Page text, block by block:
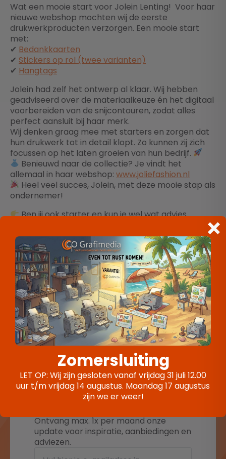
Wat een mooie start voor Jolein Lenting! Voor haar
nieuwe webshop mochten wij de eerste
drukwerkproducten verzorgen. Een mooie start
met:
✔ Bedankkaarten
✔ Stickers op rol (twee varianten)
✔ Hangtags
Jolein had zelf het ontwerp al klaar. Wij hebben
geadviseerd over de materiaalkeuze én het digitaal
voorbereiden van de snijcontouren, zodat alles
perfect aansluit bij haar merk.
Wij denken graag mee met starters en zorgen dat
hun drukwerk tot in detail klopt. Zo kunnen zij zich
focussen op het laten groeien van hun bedrijf.
Benieuwd naar de collectie? Je vindt het
allemaal in haar webshop: www.joliefashion.nl
Heel veel succes, Jolein, met deze mooie stap als
ondernemer!
Ben jij ook starter en kun je wel wat advies
contact met ons op – we denken graag met je
mee.
VORIGE
Winactie bij CP Grafimedia!
VOLGENDE
Bedrijfskleding: jouw merk in de
spotlight
Meld je aan voor onze
nieuwsbrief
Ontvang max. 1x per maand onze
update voor inspiratie, aanbiedingen en
adviezen.
Zomersluiting
LET OP: Wij zijn gesloten vanaf vrijdag 31 juli 12.00
uur t/m vrijdag 14 augustus. Maandag 17 augustus
zijn we er weer!